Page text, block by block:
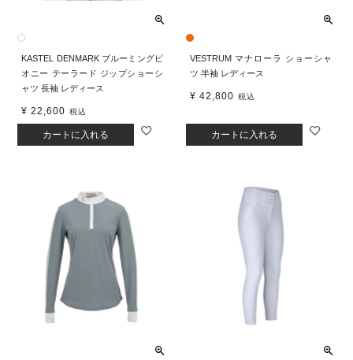
KASTEL DENMARK ブルーミングピ
オニー テーラード ジップショーシ
ャツ 長袖 レディース
¥ 22,600 税込
カートに入れる
VESTRUM マナローラ ショーシャ
ツ 半袖 レディース
¥ 42,800 税込
カートに入れる